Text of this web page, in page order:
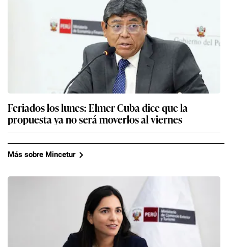
Feriados los lunes: Elmer Cuba dice que la
propuesta ya no será moverlos al viernes
Más sobre Mincetur